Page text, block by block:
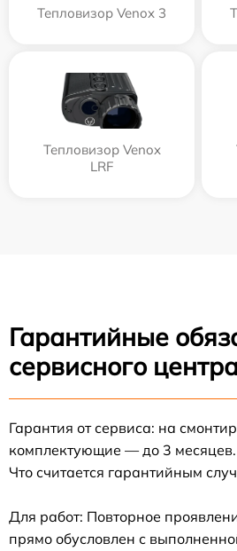
Тепловизор Venox 3
Тепловизор Venox
LRF
Гарантийные
сервисного
Гарантия от сервиса: на
комплектующие — до 3 месяцев.
Что считается гарантийным
Для работ: Повторное
прямо обусловлен с